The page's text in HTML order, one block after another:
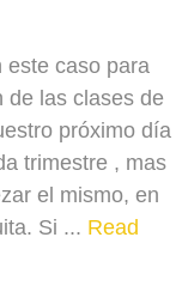
este caso para
de las clases de
próximo día
trimestre , mas
el mismo, en
Si ... Read